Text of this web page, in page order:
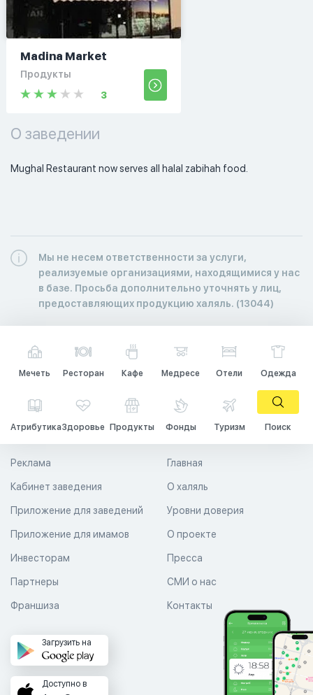
Madina Market
Продукты
3
О заведении
Mughal Restaurant now serves all halal zabihah food.
Мы не несем ответственности за услуги,
реализуемые организациями, находящимися у нас
в базе. Просьба дополнительно уточнять у лиц,
предоставляющих продукцию халяль. (13044)
Мечеть Ресторан Кафе Медресе Отели Одежда
АтрибутикаЗдоровье Продукты Фонды Туризм Поиск
Главная
О халяль
Уровни доверия
Реклама
Кабинет заведения
Приложение для заведений
Приложение для имамов О проекте
Пресса
СМИ о нас
Контакты
Инвесторам
Партнеры
Франшиза
Загрузить на
Доступно в